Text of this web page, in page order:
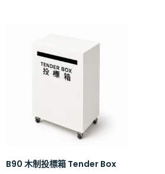
B90 木制投標箱 Tender Box